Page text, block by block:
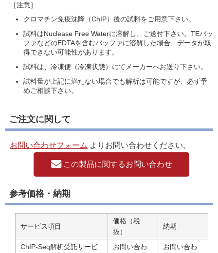
［注意］
クロマチン免疫沈降（ChIP）後の試料をご用意下さい。
試料はNuclease Free Waterに溶解し、ご送付下さい。TEバッ
ファなどのEDTAを含むバッファに溶解した場合、データが取
得できない可能性があります。
試料は、冷凍便（冷凍状態）にてメーカーへお送り下さい。
試料量が上記に満たない場合でも解析は可能ですが、必ず予
めご相談下さい。
ご注文に関して
お問い合わせフォーム よりお問い合わせください。
この製品に関するお問い合わせ
参考価格・納期
サービス項目
価格（税
抜）
納期
ChIP-Seq解析受託サービ
お問い合わ
お問い合わ